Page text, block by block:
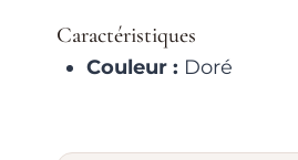
Caractéristiques
Couleur : Doré